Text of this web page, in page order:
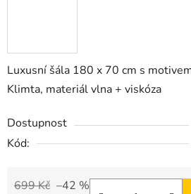
Luxusní šála 180 x 70 cm s
Klimta, materiál vlna + viskóza
Dostupnost
Kód:
699 Kč –42 %